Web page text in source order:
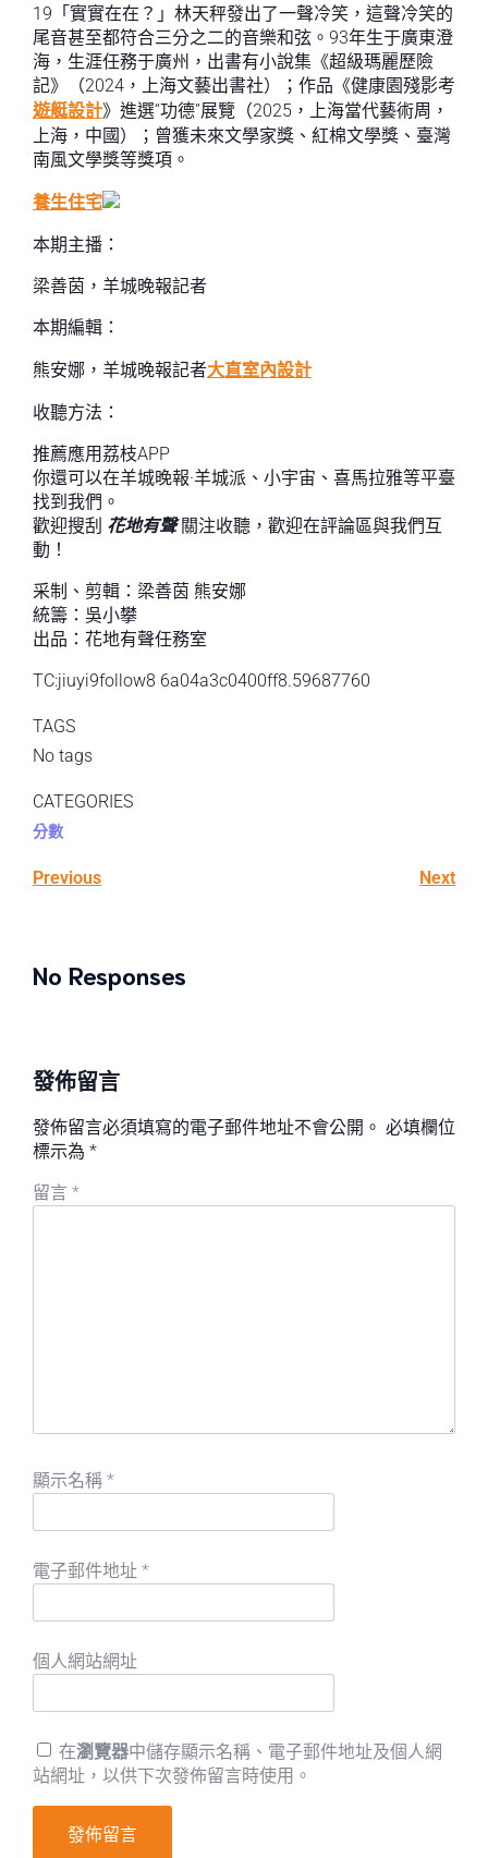
19「實實在在？」林天秤發出了一聲冷笑，這聲冷笑的
尾音甚至都符合三分之二的音樂和弦。93年生于廣東澄
海，生涯任務于廣州，出書有小說集《超級瑪麗歷險
記》（2024，上海文藝出書社）；作品《健康園殘影考
遊艇設計》進選“功德”展覽（2025，上海當代藝術周，
上海，中國）；曾獲未來文學家獎、紅棉文學獎、臺灣
南風文學獎等獎項。
養生住宅
本期主播：
梁善茵，羊城晚報記者
本期編輯：
熊安娜，羊城晚報記者大直室內設計
收聽方法：
推薦應用荔枝APP
你還可以在羊城晚報·羊城派、小宇宙、喜馬拉雅等平臺
找到我們。
歡迎搜刮 花地有聲關注收聽，歡迎在評論區與我們互
動！
采制、剪輯：梁善茵 熊安娜
統籌：吳小攀
出品：花地有聲任務室
TC:jiuyi9follow8 6a04a3c0400ff8.59687760
TAGS
No tags
CATEGORIES
分數
Previous Next
No Responses
發佈留言
發佈留言必須填寫的電子郵件地址不會公開。 必填欄位
標示為 *
留言 *
顯示名稱 *
電子郵件地址 *
個人網站網址
在瀏覽器中儲存顯示名稱、電子郵件地址及個人網
站網址，以供下次發佈留言時使用。